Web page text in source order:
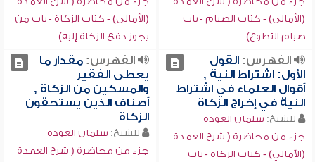
(الأمالي) - كتاب الصيام - باب
صيام التطوع)
(الأمالي) - كتاب الزكاة - باب من
يجوز دفع الزكاة إليه)
الفهرس:القول
الأول: اشتراط النية ,
أقوال العلماء في اشتراط
النية في إخراج الزكاة
للشيخ: سلمان العودة
جزء من محاضرة ( شرح العمدة
(الأمالي) - كتاب الزكاة - باب
الفهرس:مقدار ما
يعطى الفقير
والمسكين من الزكاة ,
أصناف الذين يستحقون
الزكاة
للشيخ: سلمان العودة
جزء من محاضرة ( شرح العمدة